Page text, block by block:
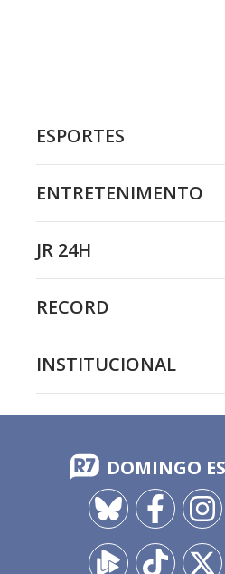
ESPORTES
ENTRETENIMENTO
JR 24H
RECORD
INSTITUCIONAL
DOMINGO